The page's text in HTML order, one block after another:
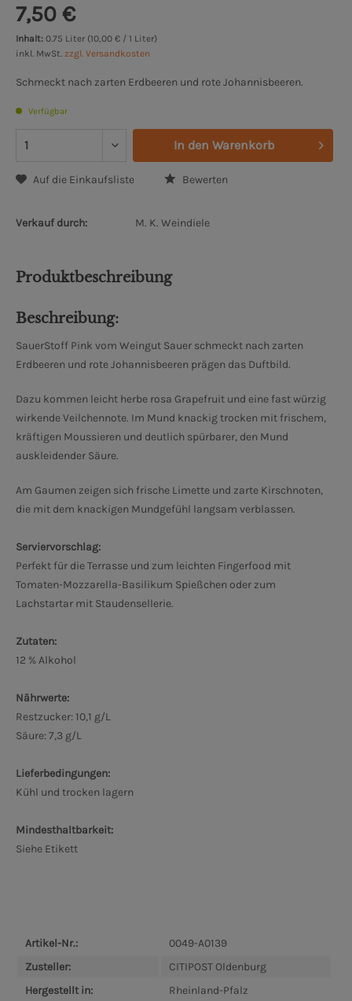
7,50 €
Inhalt: 0.75 Liter (10,00 € / 1 Liter)
inkl. MwSt. zzgl. Versandkosten
Schmeckt nach zarten Erdbeeren und rote Johannisbeeren.
Verfügbar
In den Warenkorb
Auf die Einkaufsliste Bewerten
Verkauf durch: M. K. Weindiele
Produktbeschreibung
Beschreibung:
SauerStoff Pink vom Weingut Sauer schmeckt nach zarten
Erdbeeren und rote Johannisbeeren prägen das Duftbild.
Dazu kommen leicht herbe rosa Grapefruit und eine fast würzig
wirkende Veilchennote. Im Mund knackig trocken mit frischem,
kräftigen Moussieren und deutlich spürbarer, den Mund
auskleidender Säure.
Am Gaumen zeigen sich frische Limette und zarte Kirschnoten,
die mit dem knackigen Mundgefühl langsam verblassen.
Serviervorschlag:
Perfekt für die Terrasse und zum leichten Fingerfood mit
Tomaten-Mozzarella-Basilikum Spießchen oder zum
Lachstartar mit Staudensellerie.
Zutaten:
12 % Alkohol
Nährwerte:
Restzucker: 10,1 g/L
Säure: 7,3 g/L
Lieferbedingungen:
Kühl und trocken lagern
Mindesthaltbarkeit:
Siehe Etikett
Artikel-Nr.:
0049-A0139
Zusteller:
CITIPOST Oldenburg
Hergestellt in:
Rheinland-Pfalz